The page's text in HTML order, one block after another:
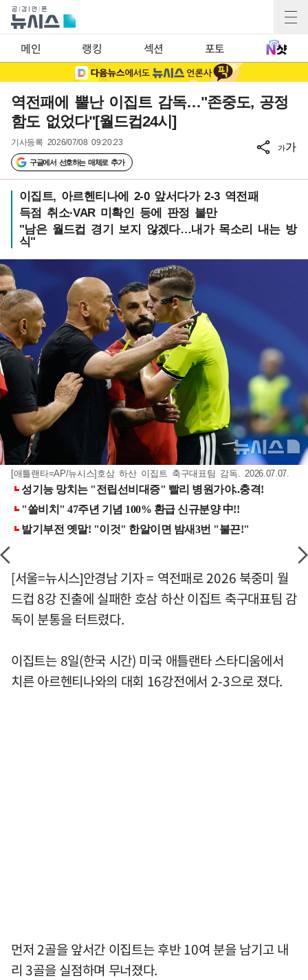
메인 랭킹 섹션 포토
역전패에 뿔난 이집트 감독…"존중도, 공정
함도 없었다"[월드컵24시]
기사등록 2026/07/08 09:20:23
구글에서 선호하는 매체로 추가
가가
이집트, 아르헨티나에 2-0 앞서다가 2-3 역전패
득점 취소·VAR 미확인 등에 판정 불만
"남은 월드컵 경기 보지 않겠다…내가 목소리 내는 방
식"
[애틀랜타=AP/뉴시스]호삼 하산 이집트 축구대표팀 감독. 2026.07.07.
[서울=뉴시스]안경남 기자 = 역전패로 2026 북중미 월
드컵 8강 진출에 실패한 호삼 하산 이집트 축구대표팀 감
독이 분통을 터트렸다.
이집트는 8일(한국 시간) 미국 애틀랜타 스타디움에서
치른 아르헨티나와의 대회 16강전에서 2-3으로 졌다.
먼저 2골을 앞서간 이집트는 후반 10여 분을 남기고 내
리 3골을 실점하며 무너졌다.